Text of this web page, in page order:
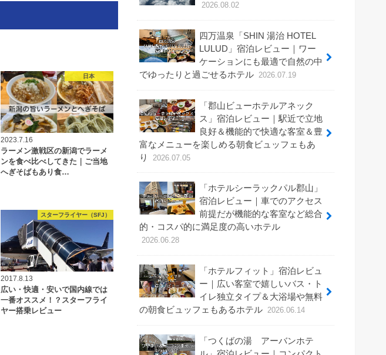
日本
2023.7.16
ラーメン激戦区の新潟でラーメ
ンを食べ比べしてきた｜ご当地
へぎそばもあり食…
スターフライヤー（SFJ）
2017.8.13
広い・快適・安いで国内線では
一番オススメ！？スターフライ
ヤー搭乗レビュー
2026.08.02
四万温泉「SHIN 湯治 HOTEL
LULUD」宿泊レビュー｜ワー
ケーションにも最適で自然の中
でゆったりと過ごせるホテル 2026.07.19
「郡山ビューホテルアネック
ス」宿泊レビュー｜駅近で立地
良好＆機能的で快適な客室＆豊
富なメニューを楽しめる朝食ビュッフェもあ
り
2026.07.05
「ホテルシーラックパル郡山」
宿泊レビュー｜車でのアクセス
前提だが機能的な客室など総合
的・コスパ的に満足度の高いホテル
2026.06.28
「ホテルフィット」宿泊レビュ
ー｜広い客室で嬉しいバス・ト
イレ独立タイプ＆大浴場や無料
の朝食ビュッフェもあるホテル 2026.06.14
「つくばの湯 アーバンホテ